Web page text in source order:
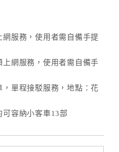
網服務，使用者需自備手提
上網服務，使用者需自備手
，單程接駁服務，地點：花
可容納小客車13部